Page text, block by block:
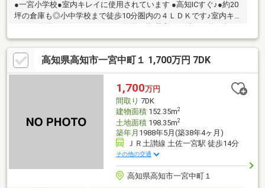
●一宮小学校●室内キレイに使用されています ●高知ICすぐ♪●約20
坪の倉庫も◎小中学校まで徒歩10分圏内の４ＬＤＫです♪室内キ
レイに使用されておりそのまま使用可能 居宅のお隣には約20坪の
倉庫もあります。ガレージとしても、趣味スペースとしても、事
務所のように使用しても遊び場としても・・・いろんな使い方が
できますね＾＾電動シャッター付きなので出入りもラクラク、防
犯性も高く安心です。ご内覧等お気軽にお問い合わせください！
高知県高知市一宮中町１ 1,700万円 7DK
1,700万円
間取り 7DK
建物面積152.35m2
土地面積198.35m2
築年月 1988年5月(築38年4ヶ月)
ＪＲ土讃線 土佐一宮駅 徒歩14分
その他の交通
高知県高知市一宮中町１